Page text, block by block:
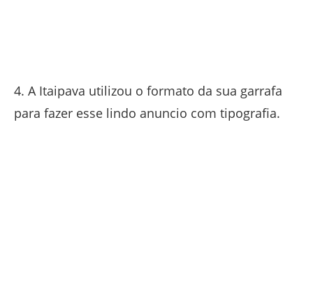
4. A Itaipava utilizou o formato da sua garrafa
para fazer esse lindo anuncio com tipografia.